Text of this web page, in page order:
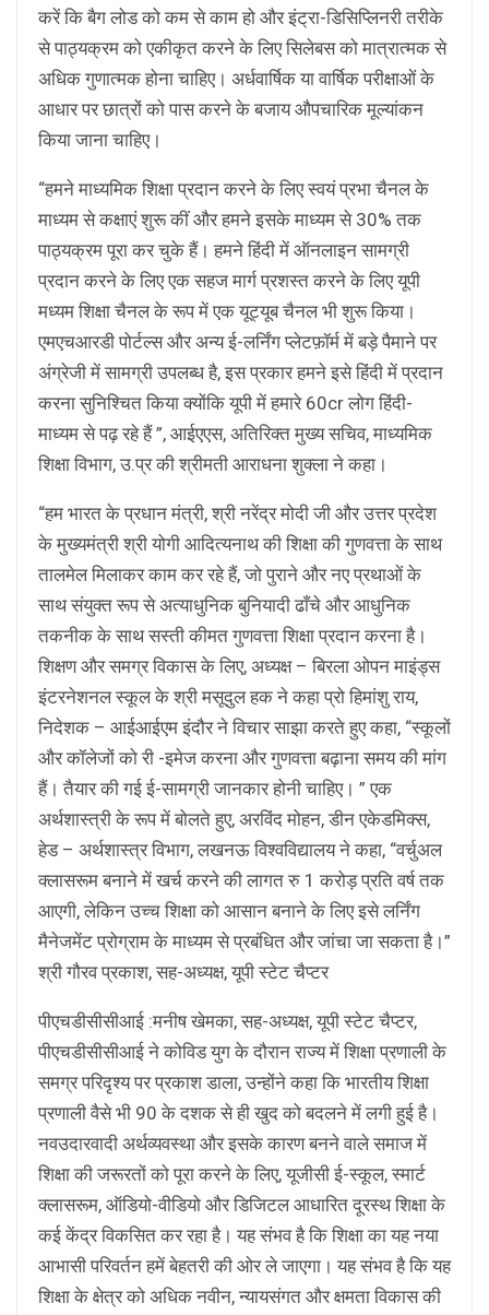
करें कि बैग लोड को कम से काम हो और इंट्रा-डिसिप्लिनरी तरीके
से पाठ्यक्रम को एकीकृत करने के लिए सिलेबस को मात्रात्मक से
अधिक गुणात्मक होना चाहिए। अर्धवार्षिक या वार्षिक परीक्षाओं के
आधार पर छात्रों को पास करने के बजाय औपचारिक मूल्यांकन
किया जाना चाहिए।
“हमने माध्यमिक शिक्षा प्रदान करने के लिए स्वयं प्रभा चैनल के
माध्यम से कक्षाएं शुरू कीं और हमने इसके माध्यम से 30% तक
पाठ्यक्रम पूरा कर चुके हैं। हमने हिंदी में ऑनलाइन सामग्री
प्रदान करने के लिए एक सहज मार्ग प्रशस्त करने के लिए यूपी
मध्यम शिक्षा चैनल के रूप में एक यूट्यूब चैनल भी शुरू किया।
एमएचआरडी पोर्टल्स और अन्य ई-लर्निंग प्लेटफ़ॉर्म में बड़े पैमाने पर
अंग्रेजी में सामग्री उपलब्ध है, इस प्रकार हमने इसे हिंदी में प्रदान
करना सुनिश्चित किया क्योंकि यूपी में हमारे 60cr लोग हिंदी-
माध्यम से पढ़ रहे हैं ”, आईएएस, अतिरिक्त मुख्य सचिव, माध्यमिक
शिक्षा विभाग, उ.प्र की श्रीमती आराधना शुक्ला ने कहा।
“हम भारत के प्रधान मंत्री, श्री नरेंद्र मोदी जी और उत्तर प्रदेश
के मुख्यमंत्री श्री योगी आदित्यनाथ की शिक्षा की गुणवत्ता के साथ
तालमेल मिलाकर काम कर रहे हैं, जो पुराने और नए प्रथाओं के
साथ संयुक्त रूप से अत्याधुनिक बुनियादी ढाँचे और आधुनिक
तकनीक के साथ सस्ती कीमत गुणवत्ता शिक्षा प्रदान करना है।
शिक्षण और समग्र विकास के लिए, अध्यक्ष – बिरला ओपन माइंड्स
इंटरनेशनल स्कूल के श्री मसूदुल हक ने कहा प्रो हिमांशु राय,
निदेशक – आईआईएम इंदौर ने विचार साझा करते हुए कहा, “स्कूलों
और कॉलेजों को री -इमेज करना और गुणवत्ता बढ़ाना समय की मांग
हैं। तैयार की गई ई-सामग्री जानकार होनी चाहिए। ” एक
अर्थशास्त्री के रूप में बोलते हुए, अरविंद मोहन, डीन एकेडमिक्स,
हेड – अर्थशास्त्र विभाग, लखनऊ विश्वविद्यालय ने कहा, “वर्चुअल
क्लासरूम बनाने में खर्च करने की लागत रु 1 करोड़ प्रति वर्ष तक
आएगी, लेकिन उच्च शिक्षा को आसान बनाने के लिए इसे लर्निंग
मैनेजमेंट प्रोग्राम के माध्यम से प्रबंधित और जांचा जा सकता है।”
श्री गौरव प्रकाश, सह-अध्यक्ष, यूपी स्टेट चैप्टर
पीएचडीसीसीआई :मनीष खेमका, सह-अध्यक्ष, यूपी स्टेट चैप्टर,
पीएचडीसीसीआई ने कोविड युग के दौरान राज्य में शिक्षा प्रणाली के
समग्र परिदृश्य पर प्रकाश डाला, उन्होंने कहा कि भारतीय शिक्षा
प्रणाली वैसे भी 90 के दशक से ही खुद को बदलने में लगी हुई है।
नवउदारवादी अर्थव्यवस्था और इसके कारण बनने वाले समाज में
शिक्षा की जरूरतों को पूरा करने के लिए, यूजीसी ई-स्कूल, स्मार्ट
क्लासरूम, ऑडियो-वीडियो और डिजिटल आधारित दूरस्थ शिक्षा के
कई केंद्र विकसित कर रहा है। यह संभव है कि शिक्षा का यह नया
आभासी परिवर्तन हमें बेहतरी की ओर ले जाएगा। यह संभव है कि यह
शिक्षा के क्षेत्र को अधिक नवीन, न्यायसंगत और क्षमता विकास की